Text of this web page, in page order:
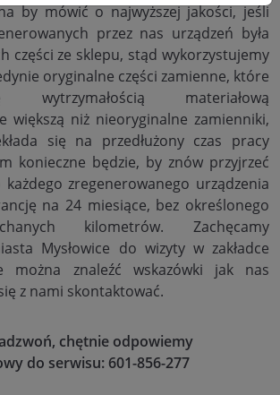
by mówić o najwyższej jakości, jeśli
przez nas urządzeń była
części ze sklepu, stąd wykorzystujemy
oryginalne części zamienne, które
materiałową
większą niż nieoryginalne zamienniki,
się na przedłużony czas pracy
konieczne będzie, by znów przyjrzeć
zregenerowanego urządzenia
na 24 miesiące, bez określonego
kilometrów. Zachęcamy
Mysłowice do wizyty w zakładce
można znaleźć wskazówki jak nas
z nami skontaktować.
chętnie odpowiemy
do serwisu: 601-856-277